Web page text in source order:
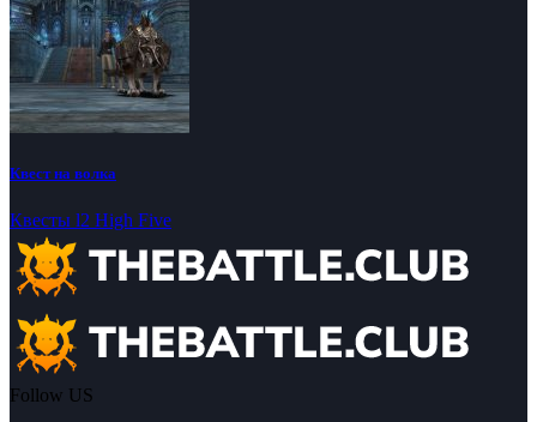
Квест на волка
Квесты l2 High Five
Follow US